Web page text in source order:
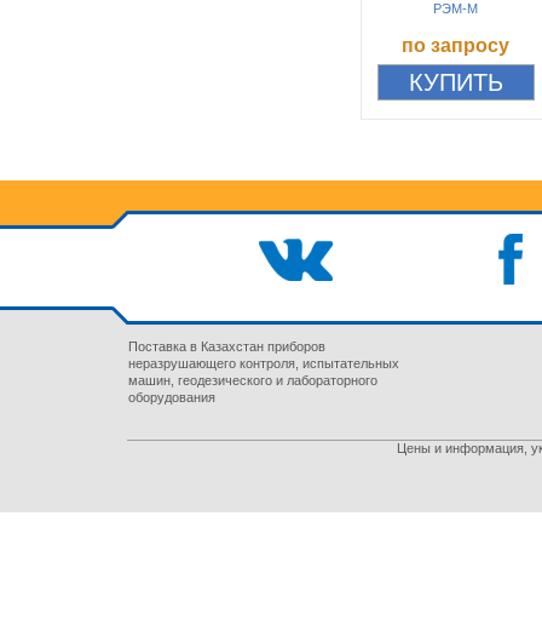
РЭМ-М
по запросу
Поставка в Казахстан приборов
неразрушающего контроля, испытательных
машин, геодезического и лабораторного
оборудования
Цены и информация,